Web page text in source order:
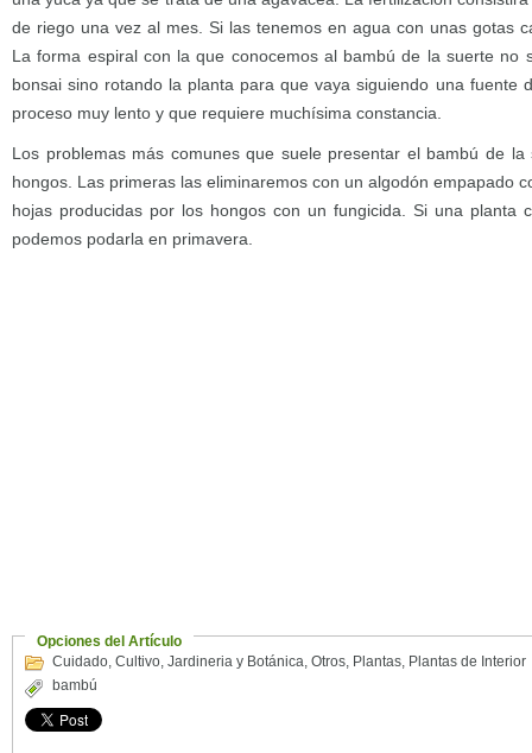
de riego una vez al mes. Si las tenemos en agua con unas gotas
La forma espiral con la que conocemos al bambú de la suerte no
bonsai sino rotando la planta para que vaya siguiendo una fuente
proceso muy lento y que requiere muchísima constancia.
Los problemas más comunes que suele presentar el bambú de
hongos. Las primeras las eliminaremos con un algodón empapado
hojas producidas por los hongos con un fungicida. Si una planta
podemos podarla en primavera.
Opciones del Artículo
Cuidado, Cultivo, Jardineria y Botánica, Otros, Plantas, Plantas de Interior
bambú